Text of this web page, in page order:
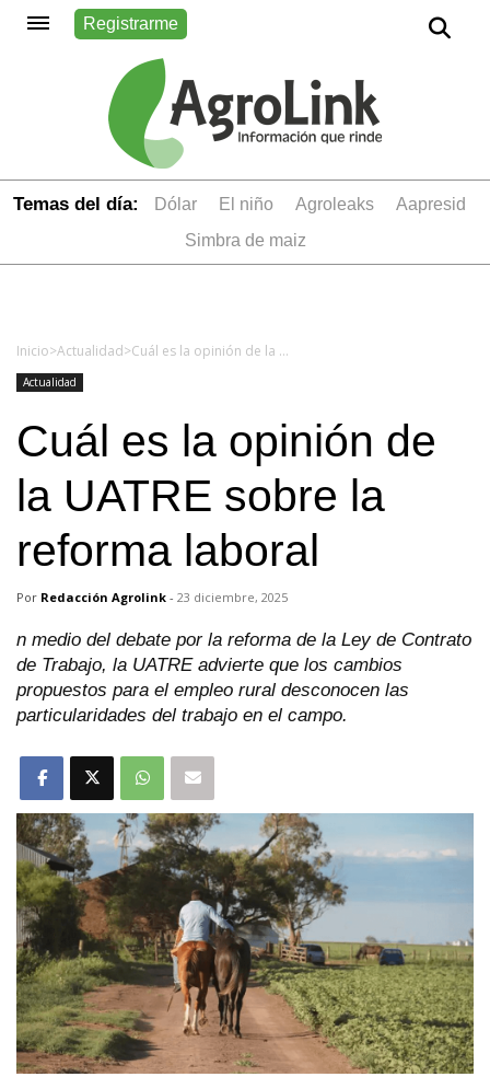
Registrarme
Temas del día: dólar el niño Agroleaks
aapresid
simbra de maiz
Inicio>Actualidad> Cuál es la opinión de la UATRE sobre la reforma laboral
Actualidad
Cuál es la opinión de
la UATRE sobre la
reforma laboral
Por Redacción Agrolink - 23 diciembre, 2025
n medio del debate por la reforma de la Ley de Contrato
de Trabajo, la UATRE advierte que los cambios
propuestos para el empleo rural desconocen las
particularidades del trabajo en el campo.